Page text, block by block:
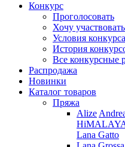
Конкурс
Проголосовать
Хочу участвовать
Условия конкурса
История
Все конкурсные
Распродажа
Новинки
Каталог товаров
Пряжа
Alize
Lana Gatto